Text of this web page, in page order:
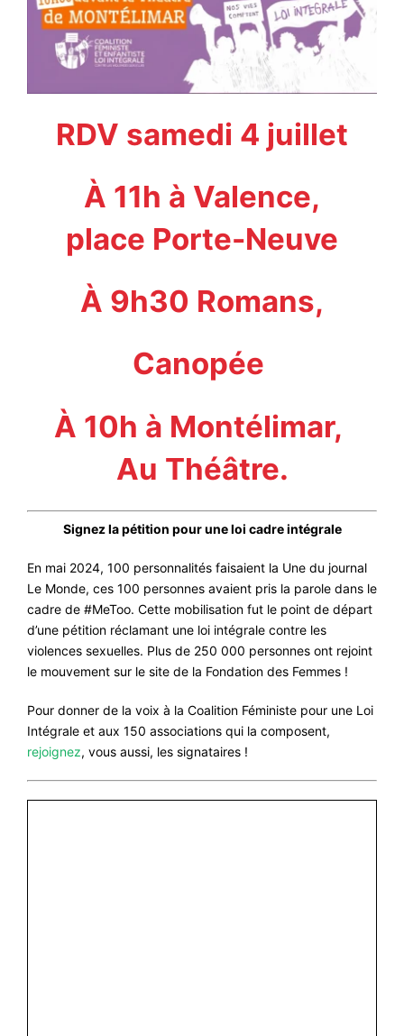
RDV samedi 4 juillet
À 11h à Valence,
place Porte-Neuve
À 9h30 Romans,
Canopée
À 10h à Montélimar,
Au Théâtre.
Signez la pétition pour une loi cadre intégrale
En mai 2024, 100 personnalités faisaient la Une du journal
Le Monde, ces 100 personnes avaient pris la parole dans le
cadre de #MeToo. Cette mobilisation fut le point de départ
d’une pétition réclamant une loi intégrale contre les
violences sexuelles. Plus de 250 000 personnes ont rejoint
le mouvement sur le site de la Fondation des Femmes !
Pour donner de la voix à la Coalition Féministe pour une Loi
Intégrale et aux 150 associations qui la composent,
rejoignez, vous aussi, les signataires !